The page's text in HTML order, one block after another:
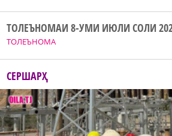
ТОЛЕЪНОМА
ТОЛЕЪНОМАИ 8-УМИ ИЮЛИ СОЛИ
СЕРШАРҲ